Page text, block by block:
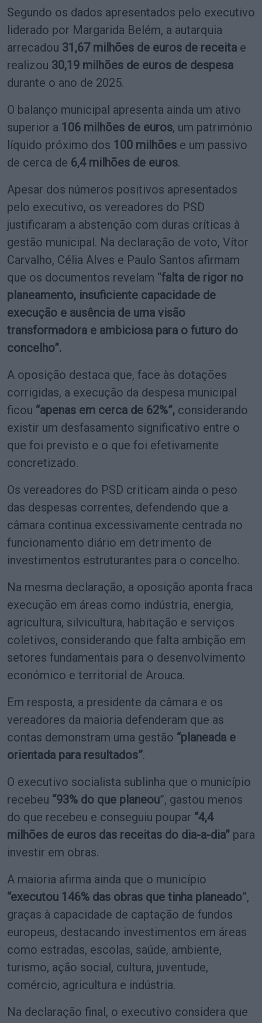
Segundo os dados apresentados pelo executivo
liderado por Margarida Belém, a autarquia
arrecadou 31,67 milhões de euros de receita e
realizou 30,19 milhões de euros de despesa
durante o ano de 2025.
O balanço municipal apresenta ainda um ativo
superior a 106 milhões de euros, um património
líquido próximo dos 100 milhões e um passivo
de cerca de 6,4 milhões de euros.
Apesar dos números positivos apresentados
pelo executivo, os vereadores do PSD
justificaram a abstenção com duras críticas à
gestão municipal. Na declaração de voto, Vítor
Carvalho, Célia Alves e Paulo Santos afirmam
que os documentos revelam “falta de rigor no
planeamento, insuficiente capacidade de
execução e ausência de uma visão
transformadora e ambiciosa para o futuro do
concelho”.
A oposição destaca que, face às dotações
corrigidas, a execução da despesa municipal
ficou “apenas em cerca de 62%”, considerando
existir um desfasamento significativo entre o
que foi previsto e o que foi efetivamente
concretizado.
Os vereadores do PSD criticam ainda o peso
das despesas correntes, defendendo que a
câmara continua excessivamente centrada no
funcionamento diário em detrimento de
investimentos estruturantes para o concelho.
Na mesma declaração, a oposição aponta fraca
execução em áreas como indústria, energia,
agricultura, silvicultura, habitação e serviços
coletivos, considerando que falta ambição em
setores fundamentais para o desenvolvimento
económico e territorial de Arouca.
Em resposta, a presidente da câmara e os
vereadores da maioria defenderam que as
contas demonstram uma gestão “planeada e
orientada para resultados”.
O executivo socialista sublinha que o município
recebeu “93% do que planeou”, gastou menos
do que recebeu e conseguiu poupar “4,4
milhões de euros das receitas do dia-a-dia” para
investir em obras.
A maioria afirma ainda que o município
“executou 146% das obras que tinha planeado”,
graças à capacidade de captação de fundos
europeus, destacando investimentos em áreas
como estradas, escolas, saúde, ambiente,
turismo, ação social, cultura, juventude,
comércio, agricultura e indústria.
Na declaração final, o executivo considera que